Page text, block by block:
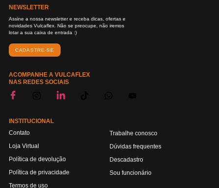
NEWSLETTER
Assine a nossa newsletter e receba dicas, ofertas e
novidades Vulcaflex. Não se preocupe, não iremos
lotar a sua caixa de entrada :)
CADASTRE-SE
ACOMPANHE A VULCAFLEX
NAS REDES SOCIAIS
INSTITUCIONAL
Contato
Loja Virtual
Política de devolução
Política de privacidade
Termos de uso
Trabalhe conosco
Dúvidas frequentes
Descadastro
Sou funcionário